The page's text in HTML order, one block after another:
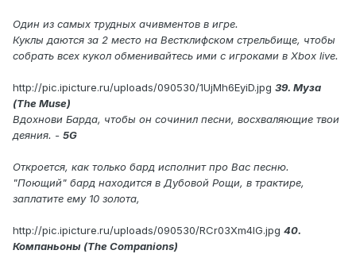
Один из самых трудных ачивментов в игре.
Куклы даются за 2 место на Вестклифском стрельбище, чтобы
собрать всех кукол обменивайтесь ими с игроками в Xbox live.
http://pic.ipicture.ru/uploads/090530/1UjMh6EyiD.jpg 39. Муза
(The Muse)
Вдохнови Барда, чтобы он сочинил песни, восхваляющие твои
деяния. - 5G
Откроется, как только бард исполнит про Вас песню.
"Поющий" бард находится в Дубовой Рощи, в трактире,
заплатите ему 10 золота,
http://pic.ipicture.ru/uploads/090530/RCr03Xm4IG.jpg 40.
Компаньоны (The Companions)